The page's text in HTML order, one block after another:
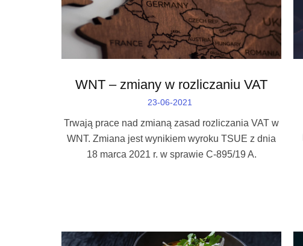
WNT – zmiany w rozliczaniu VAT
23-06-2021
Trwają prace nad zmianą zasad rozliczania VAT w
WNT. Zmiana jest wynikiem wyroku TSUE z dnia
18 marca 2021 r. w sprawie C-895/19 A.